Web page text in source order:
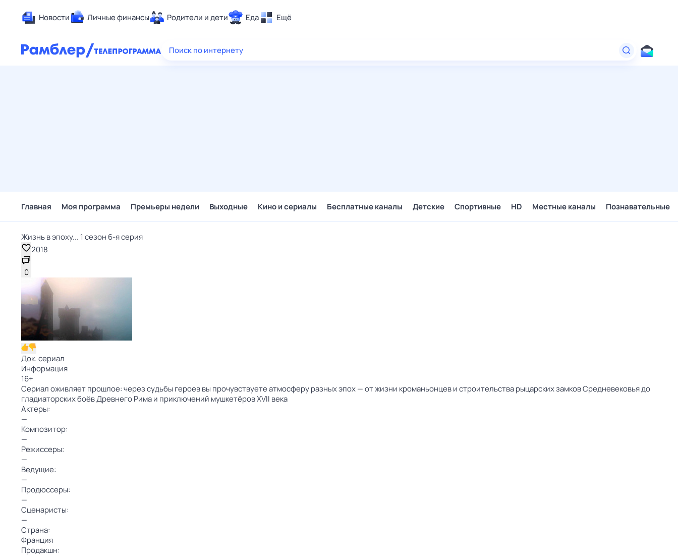
Новости Личные финансы Родители и дети Еда Ещё
Здоровье
Поиск по интернету
Главная Моя программа Премьеры недели Выходные Кино и сериалы Бесплатные каналы Детские Спортивные HD Местные каналы Познавательные
Жизнь в эпоху... 1 сезон 6-я серия
2018
0
Док. сериал
Информация
16+
Сериал оживляет прошлое: через судьбы героев вы прочувствуете атмосферу разных эпох — от жизни кроманьонцев и строительства рыцарских замков Средневековья до
гладиаторских боёв Древнего Рима и приключений мушкетёров XVII века
Актеры:
—
Композитор:
—
Режиссеры:
—
Ведущие:
—
Продюссеры:
—
Сценаристы:
—
Страна:
Франция
Продакшн: